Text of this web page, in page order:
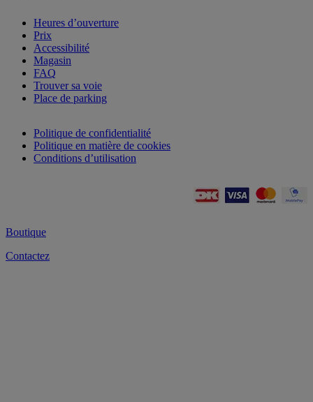
Heures d’ouverture
Prix
Accessibilité
Magasin
FAQ
Trouver sa voie
Place de parking
Politique de confidentialité
Politique en matière de cookies
Conditions d’utilisation
Boutique
Contactez